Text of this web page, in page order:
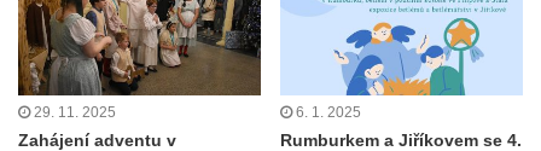
29. 11. 2025
Zahájení adventu v
6. 1. 2025
Rumburkem a Jiříkovem se 4.